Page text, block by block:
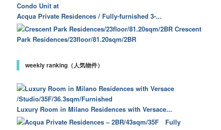
Acqua Private Residences / Fully-furnished 3-...
Crescent
Park Residences/23floor/81.20sqm/2BR
weekly ranking（人気物件）
Luxury Room in Milano Residences with Versace...